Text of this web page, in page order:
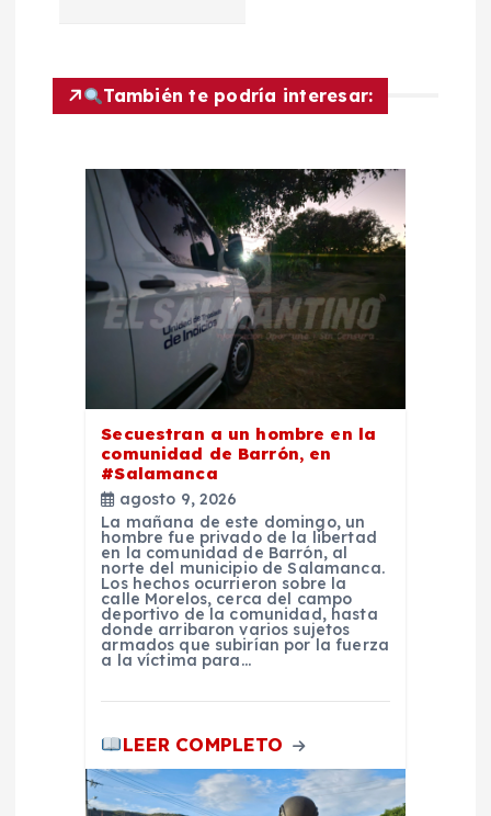
n
También te podría interesar:
Secuestran a un hombre en la
comunidad de Barrón, en
#Salamanca
agosto 9, 2026
La mañana de este domingo, un
hombre fue privado de la libertad
en la comunidad de Barrón, al
norte del municipio de Salamanca.
Los hechos ocurrieron sobre la
calle Morelos, cerca del campo
deportivo de la comunidad, hasta
donde arribaron varios sujetos
armados que subirían por la fuerza
a la víctima para…
LEER COMPLETO